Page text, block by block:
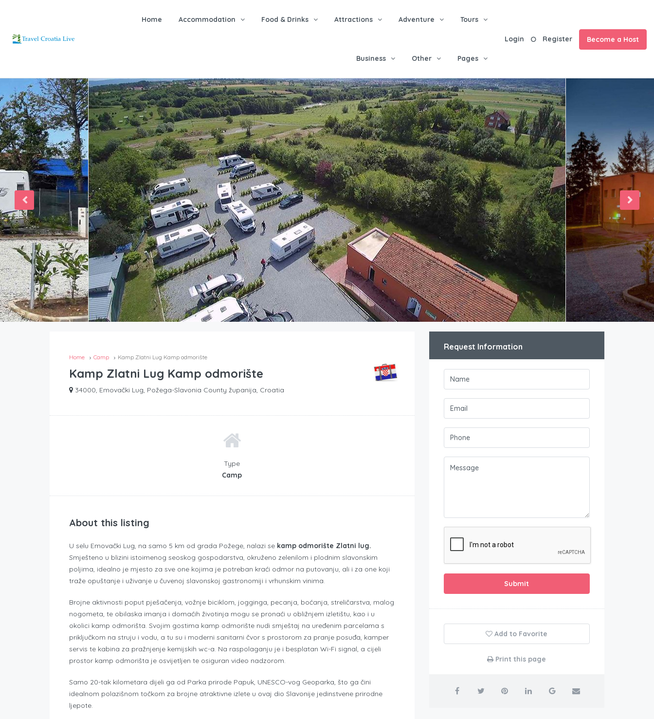
Home Accommodation Food & Drinks Attractions Adventure Tours
Business Other Pages
Login Register Become a Host
Home Camp Kamp Zlatni Lug Kamp odmorište
Kamp Zlatni Lug Kamp odmorište
34000, Emovački Lug, Požega-Slavonia County županija, Croatia
Type
Camp
About this listing
U selu Emovački Lug, na samo 5 km od grada Požege, nalazi se kamp odmorište Zlatni lug.
Smješteno u blizini istoimenog seoskog gospodarstva, okruženo zelenilom i plodnim slavonskim
poljima, idealno je mjesto za sve one kojima je potreban kraći odmor na putovanju, ali i za one koji
traže opuštanje i uživanje u čuvenoj slavonskoj gastronomiji i vrhunskim vinima.
Brojne aktivnosti poput pješačenja, vožnje biciklom, jogginga, pecanja, boćanja, streličarstva, malog
nogometa, te obilaska imanja i domaćih životinja mogu se pronaći u obližnjem izletištu, kao i u
okolici kamp odmorišta. Svojim gostima kamp odmorište nudi smještaj na uređenim parcelama s
priključkom na struju i vodu, a tu su i moderni sanitarni čvor s prostorom za pranje posuđa, kamper
servis te kabina za pražnjenje kemijskih wc-a. Na raspolaganju je i besplatan Wi-Fi signal, a cijeli
prostor kamp odmorišta je osvijetljen te osiguran video nadzorom.
Samo 20-tak kilometara dijeli ga od Parka prirode Papuk, UNESCO-vog Geoparka, što ga čini
idealnom polazišnom točkom za brojne atraktivne izlete u ovaj dio Slavonije jedinstvene prirodne
ljepote.
Request Information
Submit
Add to Favorite
Print this page